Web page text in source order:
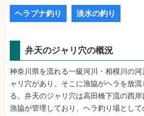
ヘラブナ釣り 淡水の釣り
弁天のジャリ穴の概況
神奈川県を流れる一級河川・相模川の
ャリ穴があり、そこに漁協がヘラを放
る。弁天のジャリ穴は高田橋下流の西
漁協が管理しており、ヘラ釣り場として